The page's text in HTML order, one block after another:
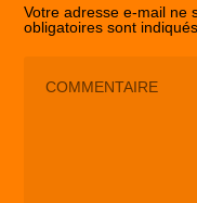
Votre adresse e-mail ne
obligatoires sont